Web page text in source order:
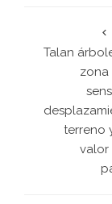
Talan
zona
terreno
valor